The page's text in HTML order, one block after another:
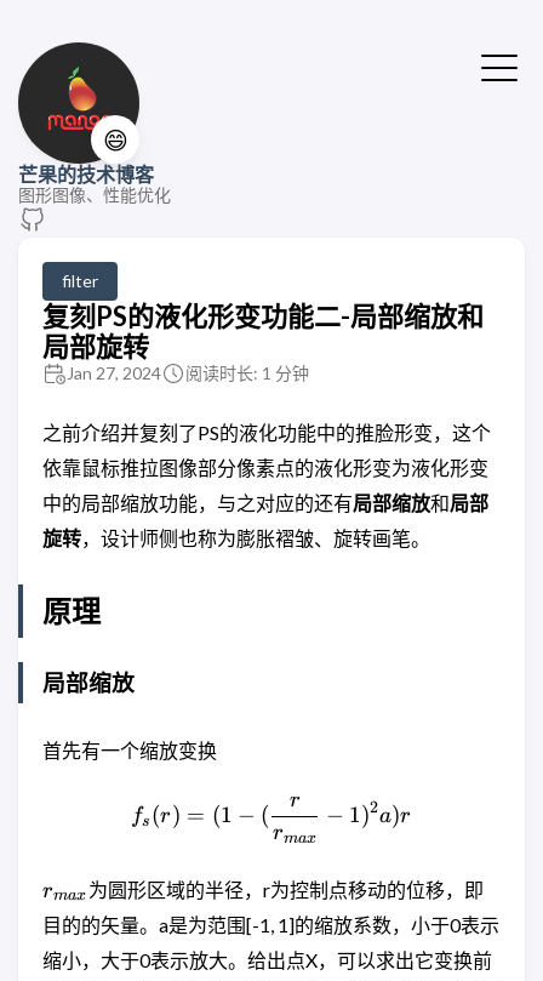
😄
芒果的技术博客
图形图像、性能优化
filter
复刻PS的液化形变功能二-局部缩放和
局部旋转
Jan 27, 2024 阅读时长: 1 分钟
之前介绍并复刻了PS的液化功能中的推脸形变，这个
依靠鼠标推拉图像部分像素点的液化形变为液化形变
中的局部缩放功能，与之对应的还有局部缩放和局部
旋转，设计师侧也称为膨胀褶皱、旋转画笔。
原理
局部缩放
首先有一个缩放变换
f_{s}(r) = (1 -
fs (r) = (1 − (
rmax
r
− 1)2a)r
r_{max}
rmax 为圆形区域的半径，r为控制点移动的位移，即
目的的矢量。a是为范围[-1, 1]的缩放系数，小于0表示
缩小，大于0表示放大。给出点X，可以求出它变换前